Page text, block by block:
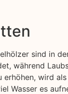
sind in
während
wird
Wasser es